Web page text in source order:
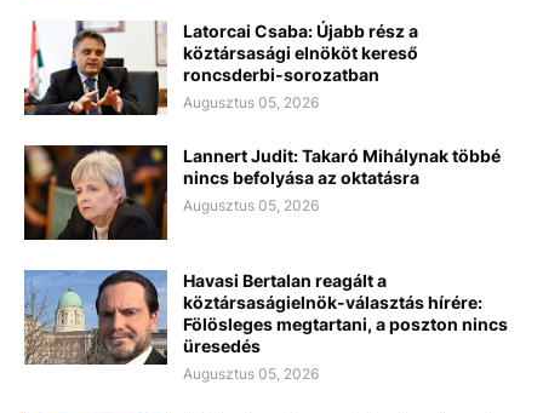
Latorcai Csaba: Újabb rész a
köztársasági elnököt kereső
roncsderbi-sorozatban
Augusztus 05, 2026
Lannert Judit: Takaró Mihálynak többé
nincs befolyása az oktatásra
Augusztus 05, 2026
Havasi Bertalan reagált a
köztársaságielnök-választás hírére:
Fölösleges megtartani, a poszton nincs
üresedés
Augusztus 05, 2026